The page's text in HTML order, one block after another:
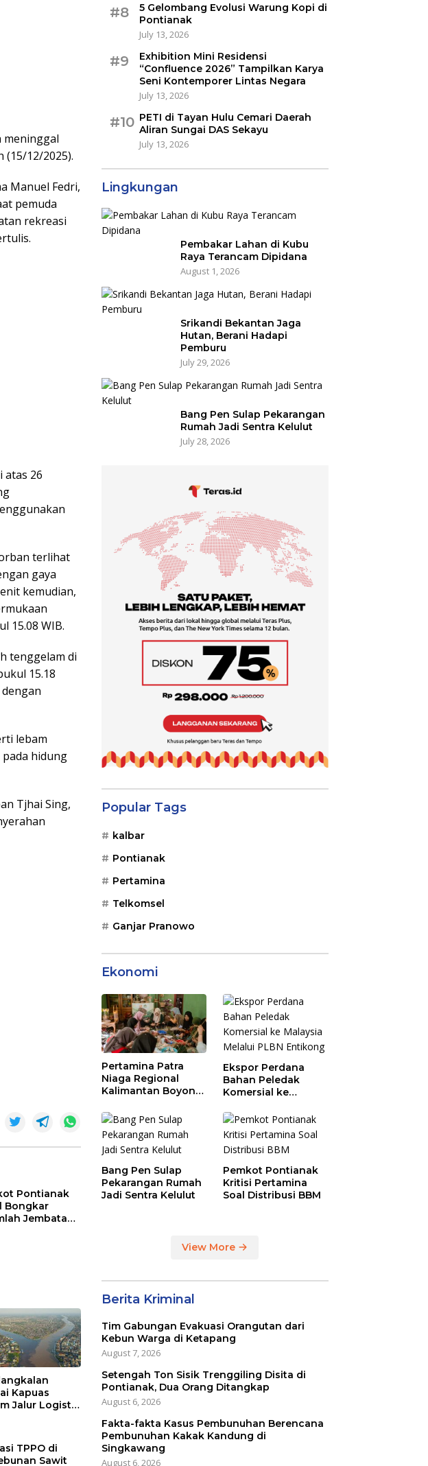
meninggal
(15/12/2025).
Manuel Fedri,
pemuda
rekreasi
atas 26
terlihat
gaya
kemudian,
15.08 WIB.
tenggelam di
15.18
lebam
hidung
Tjhai Sing,
Pontianak
Bongkar
Jembatan
Kapuas
Jalur Logistik
TPPO di
Sawit
#8
5 Gelombang Evolusi Warung Kopi di
Pontianak
July 13, 2026
#9
Exhibition Mini Residensi
“Confluence 2026” Tampilkan Karya
Seni Kontemporer Lintas Negara
July 13, 2026
#10 PETI di Tayan Hulu Cemari Daerah
Aliran Sungai DAS Sekayu
July 13, 2026
Lingkungan
Pembakar Lahan di Kubu
Raya Terancam Dipidana
August 1, 2026
Srikandi Bekantan Jaga
Hutan, Berani Hadapi
Pemburu
July 29, 2026
Bang Pen Sulap Pekarangan
Rumah Jadi Sentra Kelulut
July 28, 2026
Popular Tags
kalbar
Pontianak
Pertamina
Telkomsel
Ganjar Pranowo
Ekonomi
Pertamina Patra
Niaga Regional
Kalimantan Boyong
Ekspor Perdana
Bahan Peledak
Komersial ke
PLBN Entikong
Bang Pen Sulap
Pekarangan Rumah
Jadi Sentra Kelulut
Pemkot Pontianak
Kritisi Pertamina
Soal Distribusi BBM
View More
Berita Kriminal
Tim Gabungan Evakuasi Orangutan dari
Kebun Warga di Ketapang
August 7, 2026
Setengah Ton Sisik Trenggiling Disita di
Pontianak, Dua Orang Ditangkap
August 6, 2026
Fakta-fakta Kasus Pembunuhan Berencana
Pembunuhan Kakak Kandung di
Singkawang
August 6, 2026